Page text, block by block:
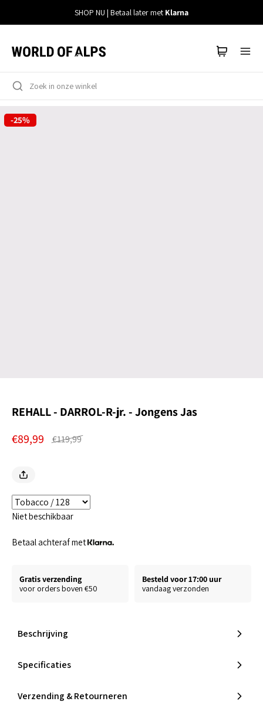
content
SHOP NU | Betaal later met Klarna
-25%
REHALL - DARROL-R-jr. - Jongens Jas
€89,99
€119,99
Niet beschikbaar
Betaal achteraf met
Gratis verzending
voor orders boven €50
Besteld voor 17:00 uur
vandaag verzonden
Beschrijving
Specificaties
Verzending & Retourneren